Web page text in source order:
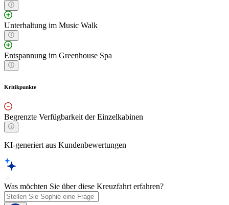
Unterhaltung im Music Walk
Entspannung im Greenhouse Spa
Kritikpunkte
Begrenzte Verfügbarkeit der Einzelkabinen
KI-generiert aus Kundenbewertungen
Was möchten Sie über diese Kreuzfahrt erfahren?